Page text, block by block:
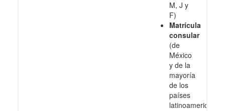
M, J y
F)
Matrícula
consular
(de
México
y de la
mayoría
de los
países
latinoamericanos,